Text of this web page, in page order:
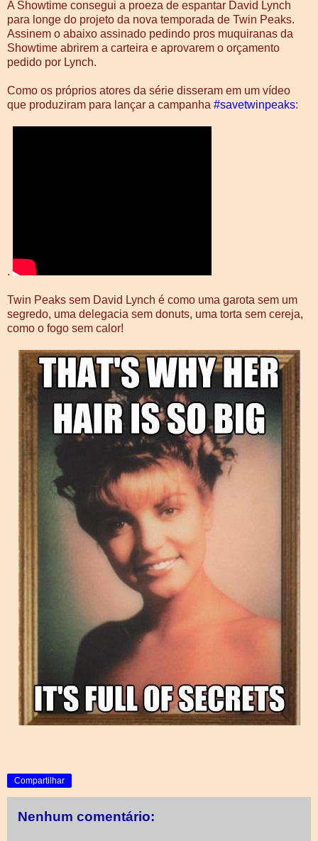
A Showtime consegui a proeza de espantar David Lynch
para longe do projeto da nova temporada de Twin Peaks.
Assinem o abaixo assinado pedindo pros muquiranas da
Showtime abrirem a carteira e aprovarem o orçamento
pedido por Lynch.
Como os próprios atores da série disseram em um vídeo
que produziram para lançar a campanha ‪#‎savetwinpeaks‬:
.
Twin Peaks sem David Lynch é como uma garota sem um
segredo, uma delegacia sem donuts, uma torta sem cereja,
como o fogo sem calor!
Compartilhar
Nenhum comentário: